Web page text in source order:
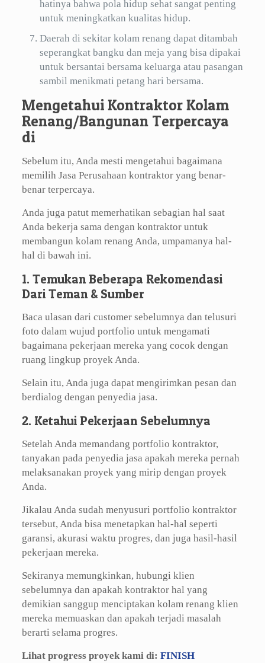
hatinya bahwa pola hidup sehat sangat penting
untuk meningkatkan kualitas hidup.
Daerah di sekitar kolam renang dapat ditambah
seperangkat bangku dan meja yang bisa dipakai
untuk bersantai bersama keluarga atau pasangan
sambil menikmati petang hari bersama.
Mengetahui Kontraktor Kolam
Renang/Bangunan Terpercaya
di
Sebelum itu, Anda mesti mengetahui bagaimana
memilih Jasa Perusahaan kontraktor yang benar-
benar terpercaya.
Anda juga patut memerhatikan sebagian hal saat
Anda bekerja sama dengan kontraktor untuk
membangun kolam renang Anda, umpamanya hal-
hal di bawah ini.
1. Temukan Beberapa Rekomendasi
Dari Teman & Sumber
Baca ulasan dari customer sebelumnya dan telusuri
foto dalam wujud portfolio untuk mengamati
bagaimana pekerjaan mereka yang cocok dengan
ruang lingkup proyek Anda.
Selain itu, Anda juga dapat mengirimkan pesan dan
berdialog dengan penyedia jasa.
2. Ketahui Pekerjaan Sebelumnya
Setelah Anda memandang portfolio kontraktor,
tanyakan pada penyedia jasa apakah mereka pernah
melaksanakan proyek yang mirip dengan proyek
Anda.
Jikalau Anda sudah menyusuri portfolio kontraktor
tersebut, Anda bisa menetapkan hal-hal seperti
garansi, akurasi waktu progres, dan juga hasil-hasil
pekerjaan mereka.
Sekiranya memungkinkan, hubungi klien
sebelumnya dan apakah kontraktor hal yang
demikian sanggup menciptakan kolam renang klien
mereka memuaskan dan apakah terjadi masalah
berarti selama progres.
Lihat progress proyek kami di: FINISH